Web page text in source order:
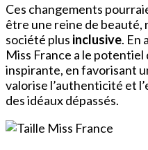
Ces changements
être une reine de
société plus inclusive. En
Miss France a le
inspirante, en favorisant
valorise l’authenticité et
des idéaux dépassés.